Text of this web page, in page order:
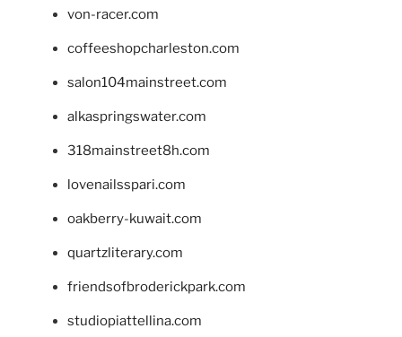
von-racer.com
coffeeshopcharleston.com
salon104mainstreet.com
alkaspringswater.com
318mainstreet8h.com
lovenailsspari.com
oakberry-kuwait.com
quartzliterary.com
friendsofbroderickpark.com
studiopiattellina.com